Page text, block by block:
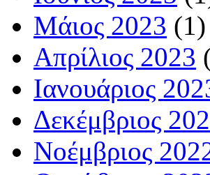
Μάιος 2023 (1)
Απρίλιος 2023
Ιανουάριος
Δεκέμβριος
Νοέμβριος